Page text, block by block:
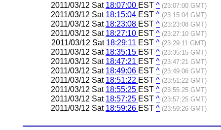
2011/03/12 Sat 18:07:00 EST ^ (23:07:00 GMT)
2011/03/12 Sat 18:15:04 EST ^ (23:15:04 GMT)
2011/03/12 Sat 18:23:08 EST ^ (23:23:08 GMT)
2011/03/12 Sat 18:27:10 EST ^ (23:27:10 GMT)
2011/03/12 Sat 18:29:11 EST ^ (23:29:11 GMT)
2011/03/12 Sat 18:35:15 EST ^ (23:35:15 GMT)
2011/03/12 Sat 18:47:21 EST ^ (23:47:21 GMT)
2011/03/12 Sat 18:49:06 EST ^ (23:49:06 GMT)
2011/03/12 Sat 18:51:22 EST ^ (23:51:22 GMT)
2011/03/12 Sat 18:55:25 EST ^ (23:55:25 GMT)
2011/03/12 Sat 18:57:25 EST ^ (23:57:25 GMT)
2011/03/12 Sat 18:59:26 EST ^ (23:59:26 GMT)